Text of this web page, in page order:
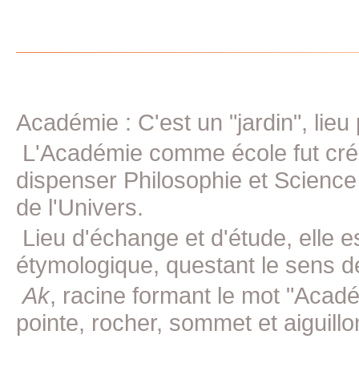
Académie : C'est un "jardin", lieu
L'Académie comme école fut
dispenser Philosophie et
de l'Univers.
Lieu d'échange et d'étude, elle
étymologique, questant le sens
Ak, racine formant le mot
pointe, rocher, sommet et